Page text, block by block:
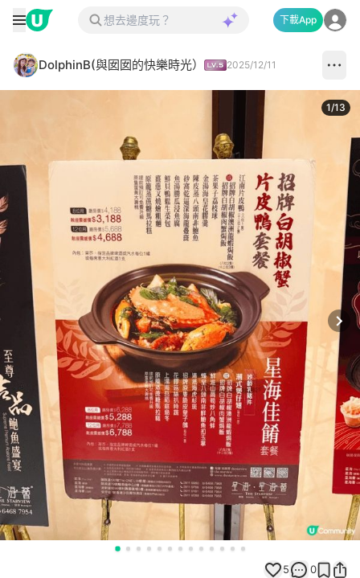
下載App
DolphinB(與囡囡的快樂時光） 2025/12/11
1/13
5 0